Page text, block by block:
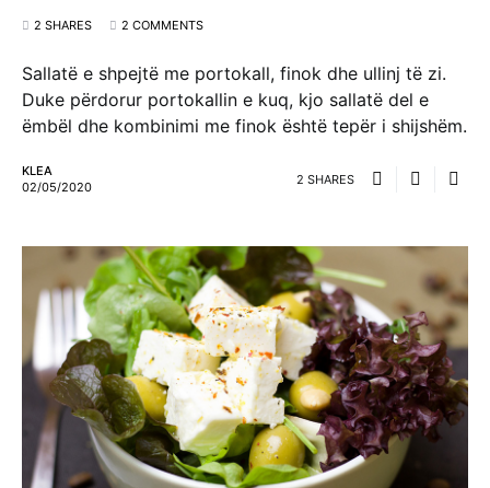
2 SHARES 2 COMMENTS
Sallatë e shpejtë me portokall, finok dhe ullinj të zi.
Duke përdorur portokallin e kuq, kjo sallatë del e
ëmbël dhe kombinimi me finok është tepër i shijshëm.
KLEA
02/05/2020
2 SHARES